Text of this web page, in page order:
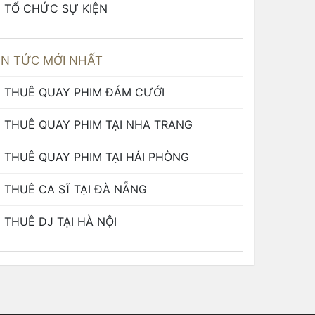
TỔ CHỨC SỰ KIỆN
TỨC MỚI NHẤT
THUÊ QUAY PHIM ĐÁM CƯỚI
THUÊ QUAY PHIM TẠI NHA TRANG
THUÊ QUAY PHIM TẠI HẢI PHÒNG
THUÊ CA SĨ TẠI ĐÀ NẴNG
THUÊ DJ TẠI HÀ NỘI